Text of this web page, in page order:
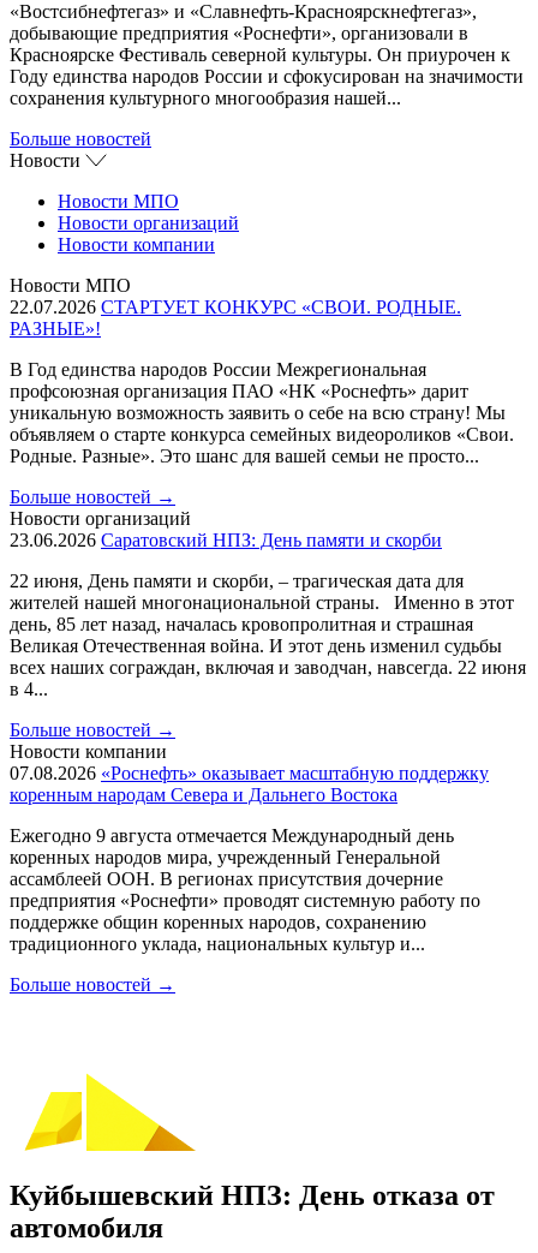
«Востсибнефтегаз» и «Славнефть-Красноярскнефтегаз»,
добывающие предприятия «Роснефти», организовали в
Красноярске Фестиваль северной культуры. Он приурочен к
Году единства народов России и сфокусирован на значимости
сохранения культурного многообразия нашей...
Больше новостей
Новости
Новости МПО
Новости организаций
Новости компании
Новости МПО
22.07.2026 СТАРТУЕТ КОНКУРС «СВОИ. РОДНЫЕ.
РАЗНЫЕ»!
В Год единства народов России Межрегиональная
профсоюзная организация ПАО «НК «Роснефть» дарит
уникальную возможность заявить о себе на всю страну! Мы
объявляем о старте конкурса семейных видеороликов «Свои.
Родные. Разные». Это шанс для вашей семьи не просто...
Больше новостей →
Новости организаций
23.06.2026 Саратовский НПЗ: День памяти и скорби
22 июня, День памяти и скорби, – трагическая дата для
жителей нашей многонациональной страны. Именно в этот
день, 85 лет назад, началась кровопролитная и страшная
Великая Отечественная война. И этот день изменил судьбы
всех наших сограждан, включая и заводчан, навсегда. 22 июня
в 4...
Больше новостей →
Новости компании
07.08.2026 «Роснефть» оказывает масштабную поддержку
коренным народам Севера и Дальнего Востока
Ежегодно 9 августа отмечается Международный день
коренных народов мира, учрежденный Генеральной
ассамблеей ООН. В регионах присутствия дочерние
предприятия «Роснефти» проводят системную работу по
поддержке общин коренных народов, сохранению
традиционного уклада, национальных культур и...
Больше новостей →
Куйбышевский НПЗ: День отказа от
автомобиля